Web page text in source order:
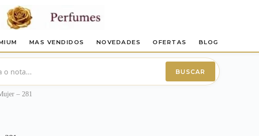
MAS VENDIDOS NOVEDADES OFERTAS BLOG
BUSCAR
– 281